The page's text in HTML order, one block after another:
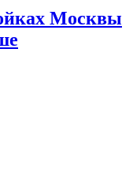
Москвы